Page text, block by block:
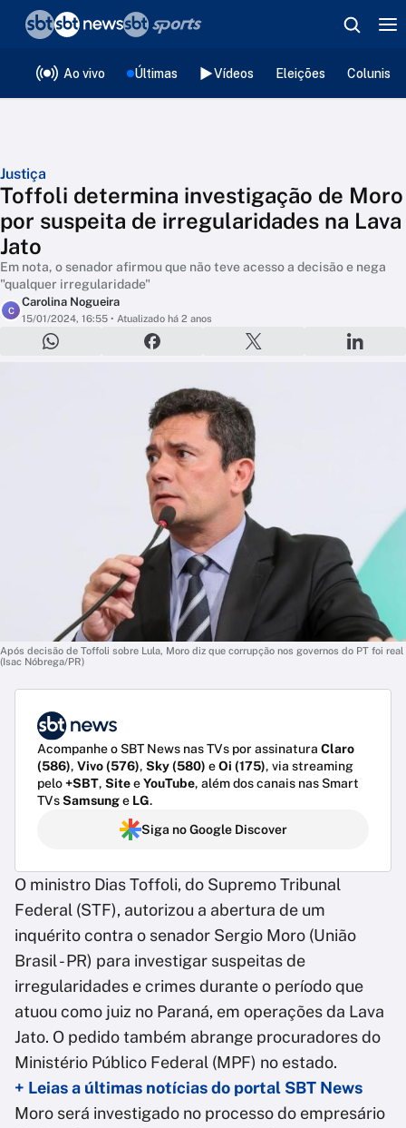
Ao vivo Últimas Vídeos Eleições
Justiça
Toffoli determina investigação de Moro
por suspeita de irregularidades na Lava
Jato
Em nota, o senador afirmou que não teve acesso a decisão e nega
"qualquer irregularidade"
C
Carolina Nogueira
15/01/2024, 16:55 • Atualizado há 2 anos
Após decisão de Toffoli sobre Lula, Moro diz que corrupção nos governos do PT foi real
(Isac Nóbrega/PR)
Acompanhe o SBT News nas TVs por assinatura Claro
(586), Vivo (576), Sky (580) eOi (175), via streaming
pelo+SBT, SiteeYouTube, além dos canais nas Smart
TVsSamsunge LG.
Siga no Google Discover
O ministro Dias Toffoli, do Supremo Tribunal
Federal (STF), autorizou a abertura de um
inquérito contra o senador Sergio Moro (União
Brasil - PR) para investigar suspeitas de
irregularidades e crimes durante o período que
atuou como juiz no Paraná, em operações da Lava
Jato. O pedido também abrange procuradores do
Ministério Público Federal (MPF) no estado.
+ Leias a últimas notícias do portal SBT News
Moro será investigado no processo do empresário
❮voltar
Editorias